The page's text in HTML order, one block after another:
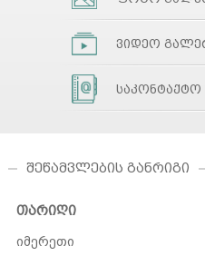
ვიდეო
ᲨᲔᲬᲐᲛᲕᲚᲔᲑᲘᲡ ᲒᲐᲜᲠᲘᲒᲘ
თარიღი
იმერეთი